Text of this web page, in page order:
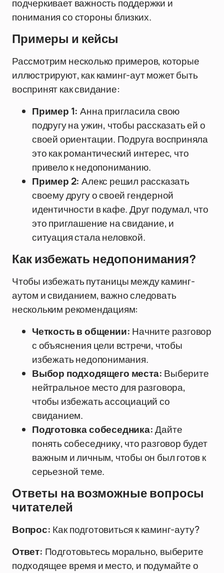
подчеркивает важность поддержки и
понимания со стороны близких.
Примеры и кейсы
Рассмотрим несколько примеров, которые
иллюстрируют, как каминг-аут может быть
воспринят как свидание:
Пример 1: Анна пригласила свою
подругу на ужин, чтобы рассказать ей о
своей ориентации. Подруга восприняла
это как романтический интерес, что
привело к недопониманию.
Пример 2: Алекс решил рассказать
своему другу о своей гендерной
идентичности в кафе. Друг подумал, что
это приглашение на свидание, и
ситуация стала неловкой.
Как избежать недопонимания?
Чтобы избежать путаницы между каминг-
аутом и свиданием, важно следовать
нескольким рекомендациям:
Четкость в общении: Начните разговор
с объяснения цели встречи, чтобы
избежать недопонимания.
Выбор подходящего места: Выберите
нейтральное место для разговора,
чтобы избежать ассоциаций со
свиданием.
Подготовка собеседника:Дайте
понять собеседнику, что разговор будет
важным и личным, чтобы он был готов к
серьезной теме.
Ответы на возможные вопросы
читателей
Вопрос: Как подготовиться к каминг-ауту?
Ответ: Подготовьтесь морально, выберите
подходящее время и место, и подумайте о